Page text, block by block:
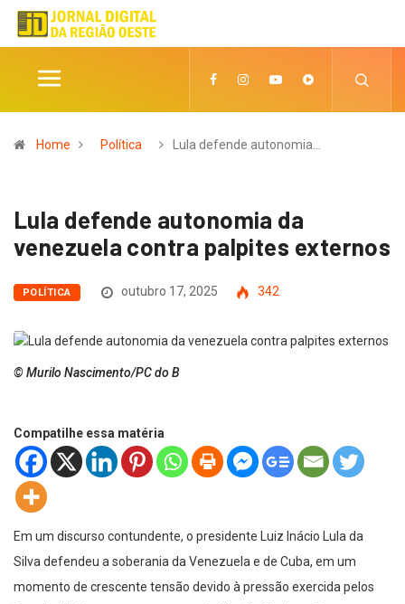
Home Política Lula defende autonomia…
Lula defende autonomia da
venezuela contra palpites externos
POLÍTICA outubro 17, 2025 342
© Murilo Nascimento/PC do B
Compatilhe essa matéria
Em um discurso contundente, o presidente Luiz Inácio Lula da
Silva defendeu a soberania da Venezuela e de Cuba, em um
momento de crescente tensão devido à pressão exercida pelos